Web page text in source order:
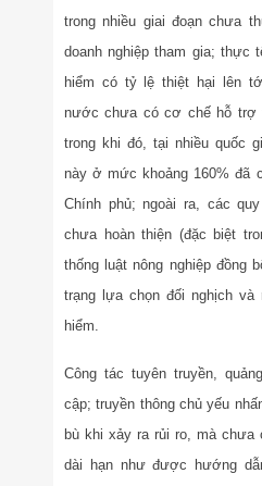
trong nhiều giai đoạn chưa
doanh nghiệp tham gia; thực
hiểm có tỷ lệ thiệt hại lên
nước chưa có cơ chế hỗ trợ
trong khi đó, tại nhiều quốc
này ở mức khoảng 160% đã
Chính phủ; ngoài ra, các
chưa hoàn thiện (đặc biệt
thống luật nông nghiệp đồng
trạng lựa chọn đối nghịch
hiểm.
Công tác tuyên truyền,
cập; truyền thông chủ yếu
bù khi xảy ra rủi ro, mà
dài hạn như được hướng